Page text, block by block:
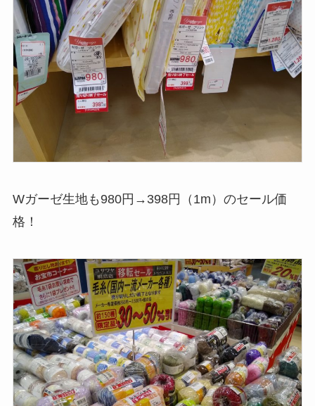
Wガーゼ生地も980円→398円（1m）のセール価
格！